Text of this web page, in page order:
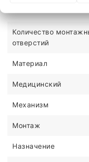
Количество
отверстий
Материал
Медицинский
Механизм
Монтаж
Назначение